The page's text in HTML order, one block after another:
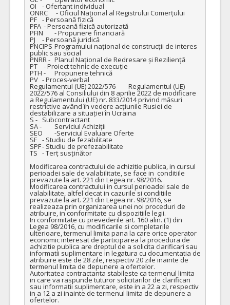
OI	- Ofertant individual
ONRC	 - Oficiul Național al Registrului Comerțului
PF	- Persoană fizică
PFA	 - Persoană fizică autorizată
PFIN	- Propunere financiară
PJ	- Persoană juridică
PNCIPS	Programului național de construcții de interes
public sau social
PNRR -	Planul Național de Redresare și Reziliență
PT	 - Proiect tehnic de execuție
PTH -	Propunere tehnică
PV	- Proces-verbal
Regulamentul (UE) 2022/576	Regulamentul (UE)
2022/576 al Consiliului din 8 aprilie 2022 de modificare
a Regulamentului (UE) nr. 833/2014 privind măsuri
restrictive având în vedere acțiunile Rusiei de
destabilizare a situației în Ucraina
S -	Subcontractant
SA -	Serviciul Achiziții
SEO	-Serviciul Evaluare Oferte
SF	- Studiu de fezabilitate
SPF	- Studiu de prefezabilitate
TS	- Terț susținător
Modificarea contractului de achizitie publica, in cursul
perioadei sale de valabilitate, se face in  conditiile
prevazute la art. 221 din Legea nr. 98/2016.
Modificarea contractului in cursul perioadei sale de
valabilitate, altfel decat in cazurile si conditiile
prevazute la art. 221 din Legea nr. 98/2016, se
realizeaza prin organizarea unei noi proceduri de
atribuire, in conformitate cu dispozitiile legii.
In conformitate cu prevederile art. 160 alin. (1) din
Legea 98/2016, cu modificarile si completarile
ulterioare, termenul limita pana la care orice operator
economic interesat de participarea la procedura de
achizitie publica are dreptul de a solicita clarificari sau
informatii suplimentare in legatura cu documentatia de
atribuire este de 28 zile, respectiv 20 zile inainte de
termenul limita de depunere a ofertelor.
Autoritatea contractanta stabileste ca termenul limita
in care va raspunde tuturor solicitarilor de clarificari
sau informatii suplimentare, este in a 22 a zi, respectiv
in a 12 a zi inainte de termenul limita de depunere a
ofertelor.